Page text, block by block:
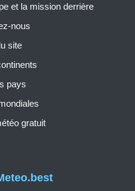
et la mission derrière
nous
site
pays
gratuit